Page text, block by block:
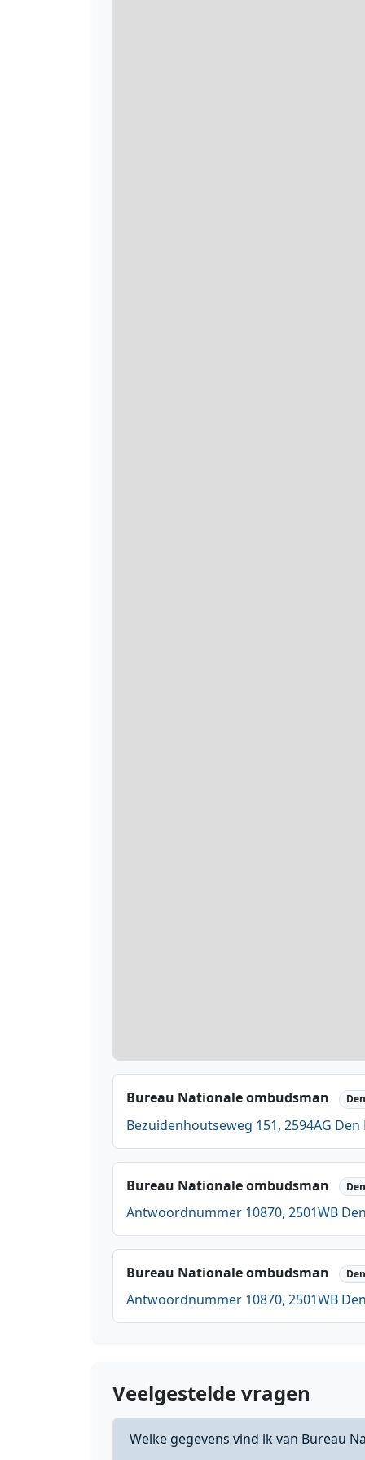
Bureau Nationale ombudsman
Bezuidenhoutseweg 151, 2594AG Den
Bureau Nationale ombudsman
Antwoordnummer 10870, 2501WB
Bureau Nationale ombudsman
Antwoordnummer 10870, 2501WB
Veelgestelde vragen
Welke gegevens vind ik van Bureau